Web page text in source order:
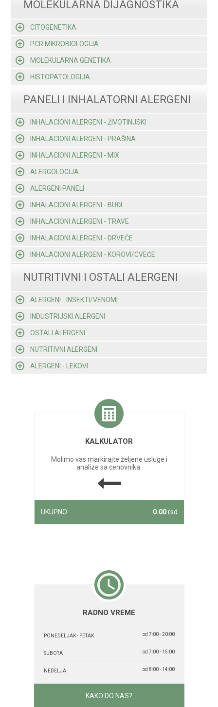
MOLEKULARNA DIJAGNOSTIKA
CITOGENETIKA
PCR MIKROBIOLOGIJA
MOLEKULARNA GENETIKA
HISTOPATOLOGIJA
PANELI I INHALATORNI ALERGENI
INHALACIONI ALERGENI - ŽIVOTINJSKI
INHALACIONI ALERGENI - PRAŠINA
INHALACIONI ALERGENI - MIX
ALERGOLOGIJA
ALERGENI PANELI
INHALACIONI ALERGENI - BUĐI
INHALACIONI ALERGENI - TRAVE
INHALACIONI ALERGENI - DRVEĆE
INHALACIONI ALERGENI - KOROVI/CVEĆE
NUTRITIVNI I OSTALI ALERGENI
ALERGENI - INSEKTI/VENOMI
INDUSTRIJSKI ALERGENI
OSTALI ALERGENI
NUTRITIVNI ALERGENI
ALERGENI - LEKOVI
KALKULATOR
Molimo vas markirajte željene usluge i
analize sa cenovnika.
UKUPNO: 0.00rsd
RADNO VREME
PONEDELJAK - PETAK od 7:00 - 20:00
SUBOTA od 7:00 - 15:00
NEDELJA od 8:00 - 14:00
KAKO DO NAS?